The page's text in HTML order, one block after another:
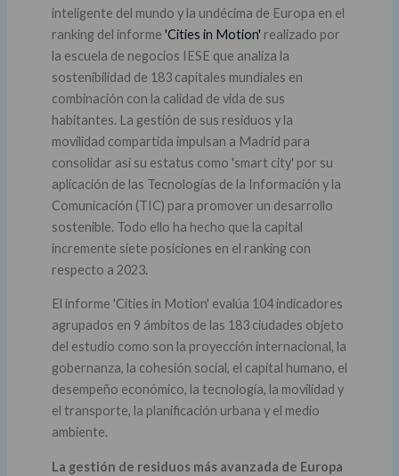
inteligente del mundo y la undécima de Europa en el
ranking del informe 'Cities in Motion' realizado por
la escuela de negocios IESE que analiza la
sostenibilidad de 183 capitales mundiales en
combinación con la calidad de vida de sus
habitantes. La gestión de sus residuos y la
movilidad compartida impulsan a Madrid para
consolidar así su estatus como 'smart city' por su
aplicación de las Tecnologías de la Información y la
Comunicación (TIC) para promover un desarrollo
sostenible. Todo ello ha hecho que la capital
incremente siete posiciones en el ranking con
respecto a 2023.
El informe 'Cities in Motion' evalúa 104 indicadores
agrupados en 9 ámbitos de las 183 ciudades objeto
del estudio como son la proyección internacional, la
gobernanza, la cohesión social, el capital humano, el
desempeño económico, la tecnología, la movilidad y
el transporte, la planificación urbana y el medio
ambiente.
La gestión de residuos más avanzada de Europa